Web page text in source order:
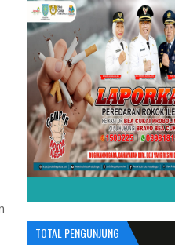
TOTAL PENGUNJUNG